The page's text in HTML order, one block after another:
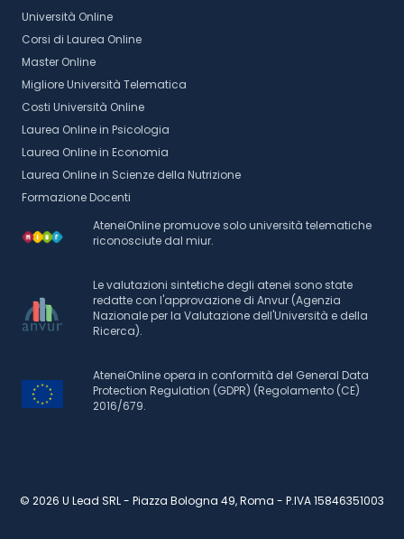
Università Online
Corsi di Laurea Online
Master Online
Migliore Università Telematica
Costi Università Online
Laurea Online in Psicologia
Laurea Online in Economia
Laurea Online in Scienze della Nutrizione
Formazione Docenti
AteneiOnline promuove solo università telematiche
riconosciute dal miur.
Le valutazioni sintetiche degli atenei sono state
redatte con l'approvazione di Anvur (Agenzia
Nazionale per la Valutazione dell'Università e della
Ricerca).
AteneiOnline opera in conformità del General Data
Protection Regulation (GDPR) (Regolamento (CE)
2016/679.
© 2026 U Lead SRL - Piazza Bologna 49, Roma - P.IVA 15846351003